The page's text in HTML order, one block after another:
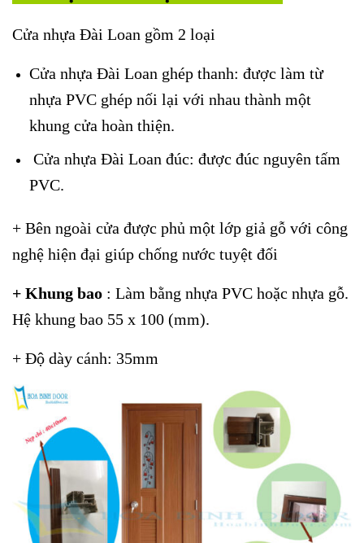
Cửa nhựa Đài Loan gồm 2 loại
Cửa nhựa Đài Loan ghép thanh: được làm từ
nhựa PVC ghép nối lại với nhau thành một
khung cửa hoàn thiện.
Cửa nhựa Đài Loan đúc: được đúc nguyên tấm
PVC.
+ Bên ngoài cửa được phủ một lớp giả gỗ với công
nghệ hiện đại giúp chống nước tuyệt đối
+ Khung bao : Làm bằng nhựa PVC hoặc nhựa gỗ.
Hệ khung bao 55 x 100 (mm).
+ Độ dày cánh: 35mm